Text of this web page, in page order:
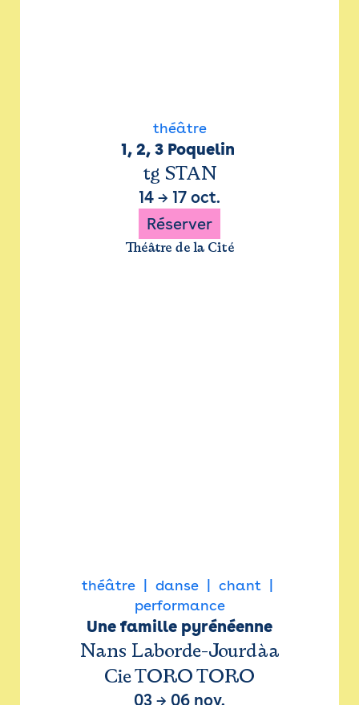
théâtre
1, 2, 3 Poquelin
tg STAN
14 → 17 oct.
Réserver
Théâtre de la Cité
théâtre danse
chant
performance
Une famille pyrénéenne
Nans Laborde-Jourdàa
Cie TORO TORO
03 → 06 nov.